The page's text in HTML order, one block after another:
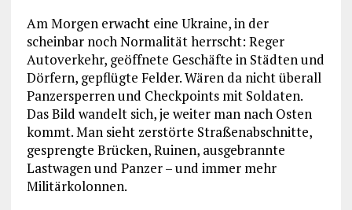
Am Morgen erwacht eine Ukraine, in der
scheinbar noch Normalität herrscht: Reger
Autoverkehr, geöffnete Geschäfte in Städten und
Dörfern, gepflügte Felder. Wären da nicht überall
Panzersperren und Checkpoints mit Soldaten.
Das Bild wandelt sich, je weiter man nach Osten
kommt. Man sieht zerstörte Straßenabschnitte,
gesprengte Brücken, Ruinen, ausgebrannte
Lastwagen und Panzer – und immer mehr
Militärkolonnen.